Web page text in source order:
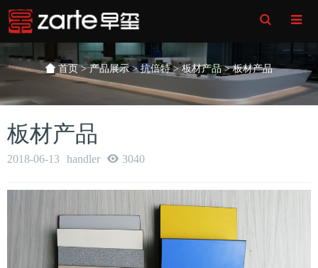
Toggle
Search
首页>产品展示>抗倍特>板材产品> 板材产品
板材产品
2018-06-13 handler 3040